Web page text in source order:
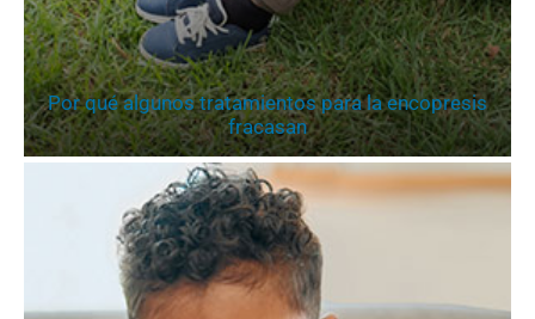
Por qué algunos tratamientos para la encopresis
fracasan